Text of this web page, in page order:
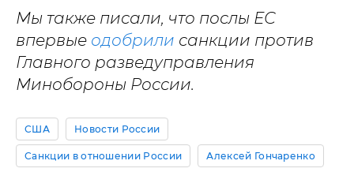
Мы также писали, что послы ЕС
впервые одобрили санкции против
Главного разведуправления
Минобороны России.
США Новости России
Санкции в отношении России Алексей Гончаренко